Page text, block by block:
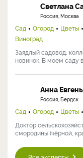
Светлана
Россия, Москва
Сад Огород Цветы
Виноград
Заядлый садовод,
новинок. В моем саду
Анна
Россия, Бердск
Сад Огород Цветы
Доктор
смородины (чёрной,